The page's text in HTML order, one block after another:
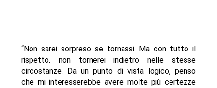
“Non sarei sorpreso se tornassi. Ma con tutto il
rispetto, non tornerei indietro nelle stesse
circostanze. Da un punto di vista logico, penso
che mi interesserebbe avere molte più certezze